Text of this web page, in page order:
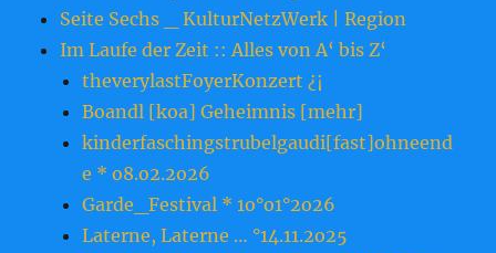
Seite Sechs _ KulturNetzWerk | Region
Im Laufe der Zeit :: Alles von A‘ bis Z‘
theverylastFoyerKonzert ¿¡
Boandl [koa] Geheimnis [mehr]
kinderfaschingstrubelgaudi[fast]ohneend
e * o8.o2.2o26
Garde_Festival * 1o°o1°2o26
Laterne, Laterne … °14.11.2o25